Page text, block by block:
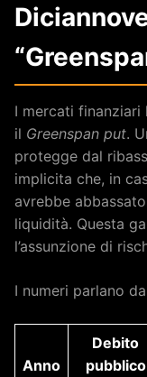
I mercati finanziari
il Greenspan put.
protegge dal
implicita che, in
avrebbe
liquidità. Questa
l’assunzione di
I numeri parlano
Anno
Debito
pubblico